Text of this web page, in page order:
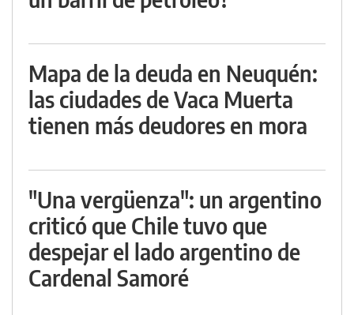
Mapa de la deuda en Neuquén:
las ciudades de Vaca Muerta
tienen más deudores en mora
"Una vergüenza": un argentino
criticó que Chile tuvo que
despejar el lado argentino de
Cardenal Samoré